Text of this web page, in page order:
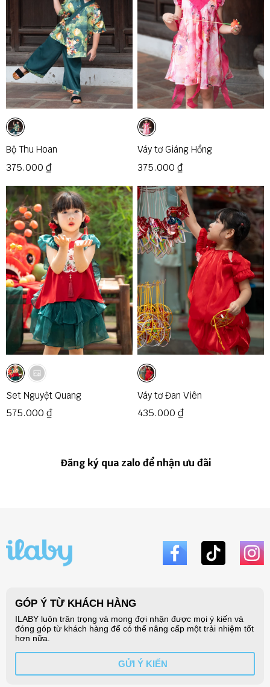
Bộ Thu Hoan
375.000 ₫
Váy tơ Giáng Hồng
375.000 ₫
Set Nguyệt Quang
575.000 ₫
Váy tơ Đan Viên
435.000 ₫
Đăng ký qua zalo để nhận ưu đãi